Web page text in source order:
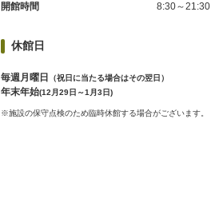
開館時間 8:30～21:30
休館日
毎週月曜日 （祝日に当たる場合はその翌日）
年末年始(12月29日～1月3日)
※施設の保守点検のため臨時休館する場合がございます。